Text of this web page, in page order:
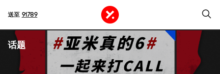
送至 91789
话题